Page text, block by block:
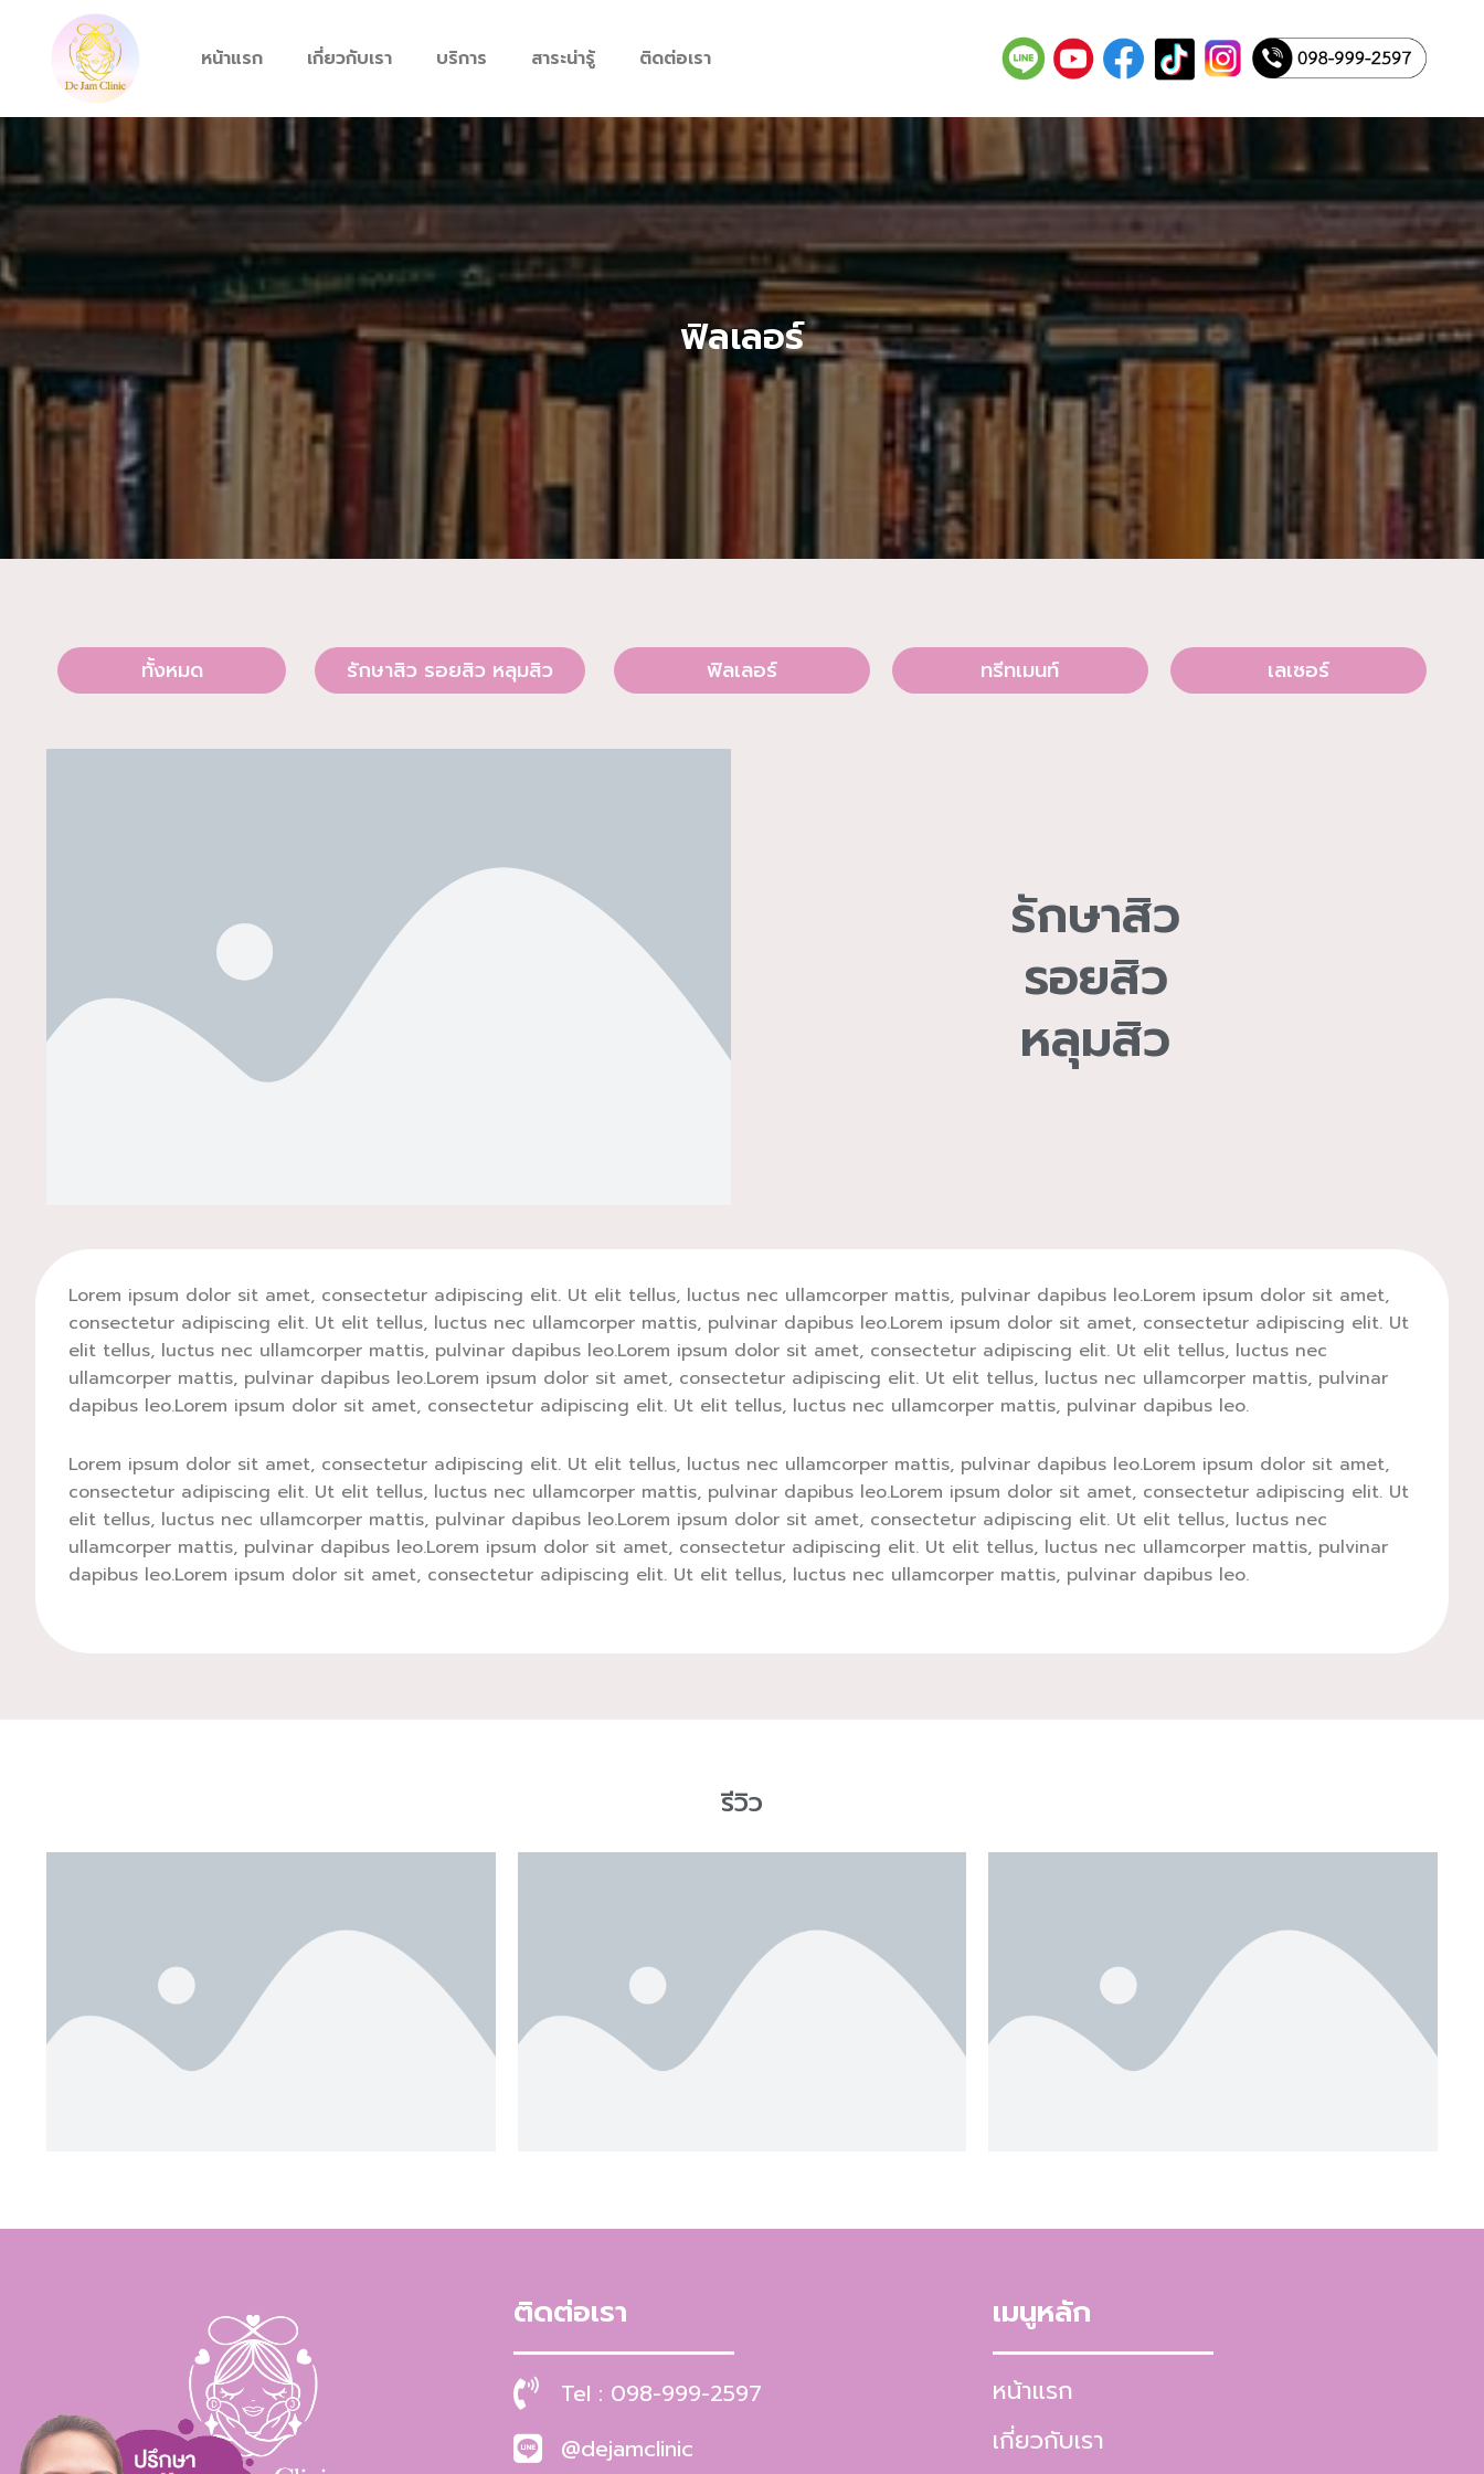
หน้าแรก เกี่ยวกับเรา บริการ สาระน่ารู้ ติดต่อเรา
ฟิลเลอร์
ทั้งหมด รักษาสิว รอยสิว หลุมสิว ฟิลเลอร์ ทรีทเมนท์ เลเซอร์
รักษาสิว
รอยสิว
หลุมสิว
Lorem ipsum dolor sit amet, consectetur adipiscing elit. Ut elit tellus, luctus nec ullamcorper mattis, pulvinar dapibus leo.Lorem ipsum dolor sit amet,
consectetur adipiscing elit. Ut elit tellus, luctus nec ullamcorper mattis, pulvinar dapibus leo.Lorem ipsum dolor sit amet, consectetur adipiscing elit. Ut
elit tellus, luctus nec ullamcorper mattis, pulvinar dapibus leo.Lorem ipsum dolor sit amet, consectetur adipiscing elit. Ut elit tellus, luctus nec
ullamcorper mattis, pulvinar dapibus leo.Lorem ipsum dolor sit amet, consectetur adipiscing elit. Ut elit tellus, luctus nec ullamcorper mattis, pulvinar
dapibus leo.Lorem ipsum dolor sit amet, consectetur adipiscing elit. Ut elit tellus, luctus nec ullamcorper mattis, pulvinar dapibus leo.
Lorem ipsum dolor sit amet, consectetur adipiscing elit. Ut elit tellus, luctus nec ullamcorper mattis, pulvinar dapibus leo.Lorem ipsum dolor sit amet,
consectetur adipiscing elit. Ut elit tellus, luctus nec ullamcorper mattis, pulvinar dapibus leo.Lorem ipsum dolor sit amet, consectetur adipiscing elit. Ut
elit tellus, luctus nec ullamcorper mattis, pulvinar dapibus leo.Lorem ipsum dolor sit amet, consectetur adipiscing elit. Ut elit tellus, luctus nec
ullamcorper mattis, pulvinar dapibus leo.Lorem ipsum dolor sit amet, consectetur adipiscing elit. Ut elit tellus, luctus nec ullamcorper mattis, pulvinar
dapibus leo.Lorem ipsum dolor sit amet, consectetur adipiscing elit. Ut elit tellus, luctus nec ullamcorper mattis, pulvinar dapibus leo.
รีวิว
ติดต่อเรา
Tel : 098-999-2597
@dejamclinic
เมนูหลัก
หน้าแรก
เกี่ยวกับเรา